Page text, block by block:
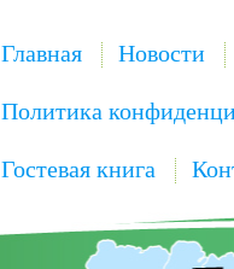
Главная Новости
Политика
Гостевая книга